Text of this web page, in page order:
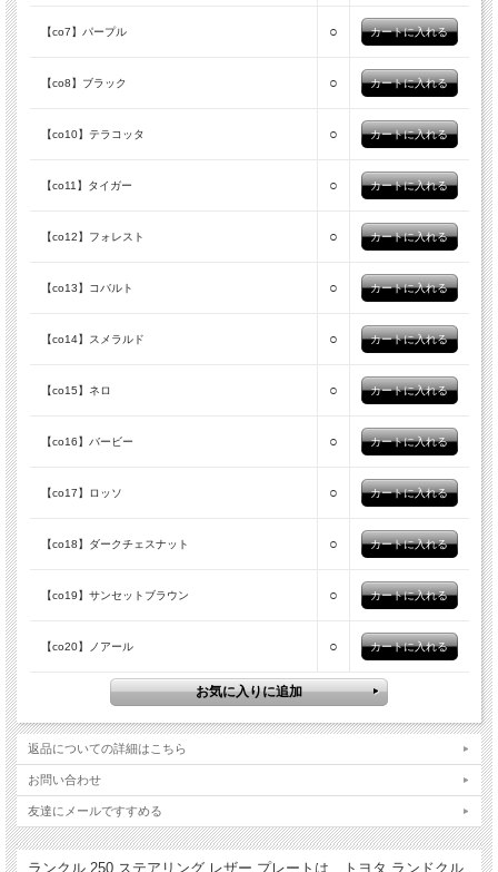
【co7】パープル ○
【co8】ブラック ○
【co10】テラコッタ ○
【co11】タイガー ○
【co12】フォレスト ○
【co13】コバルト ○
【co14】スメラルド ○
【co15】ネロ ○
【co16】バービー ○
【co17】ロッソ ○
【co18】ダークチェスナット ○
【co19】サンセットブラウン ○
【co20】ノアール ○
返品についての詳細はこちら
お問い合わせ
友達にメールですすめる
ランクル 250 ステアリング レザー プレートは、トヨタ ランドクル